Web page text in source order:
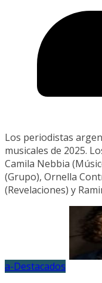
Los periodistas
musicales de 2025.
Camila Nebbia
(Grupo), Ornella
(Revelaciones) y
a-Destacados